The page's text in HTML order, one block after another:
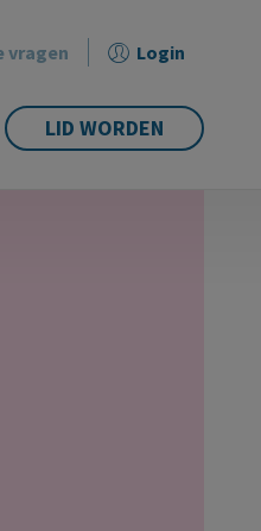
vragen Login
LID WORDEN